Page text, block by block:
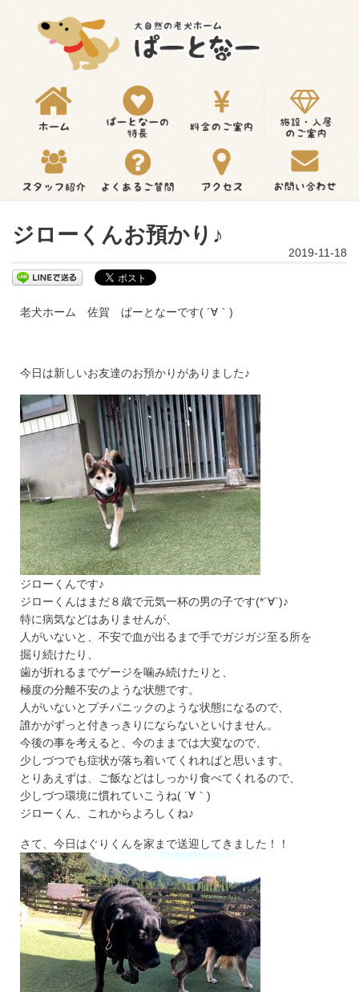
ジローくんお預かり♪
2019-11-18
老犬ホーム 佐賀 ぱーとなーです( ´∀｀)
今日は新しいお友達のお預かりがありました♪
ジローくんです♪
ジローくんはまだ８歳で元気一杯の男の子です(*´∀`)♪
特に病気などはありませんが、
人がいないと、不安で血が出るまで手でガジガジ至る所を
掘り続けたり、
歯が折れるまでゲージを噛み続けたりと、
極度の分離不安のような状態です。
人がいないとプチパニックのような状態になるので、
誰かがずっと付きっきりにならないといけません。
今後の事を考えると、今のままでは大変なので、
少しづつでも症状が落ち着いてくれればと思います。
とりあえずは、ご飯などはしっかり食べてくれるので、
少しづつ環境に慣れていこうね( ´∀｀)
ジローくん、これからよろしくね♪
さて、今日はぐりくんを家まで送迎してきました！！